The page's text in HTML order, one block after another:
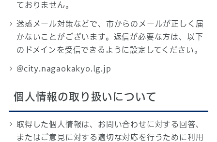
ておりません。
迷惑メール対策などで、市からのメールが正しく届
かないことがございます。返信が必要な方は、以下
のドメインを受信できるように設定してください。
@city.nagaokakyo.lg.jp
個人情報の取り扱いについて
取得した個人情報は、お問い合わせに対する回答、
またはご意見に対する適切な対応を行うために利用